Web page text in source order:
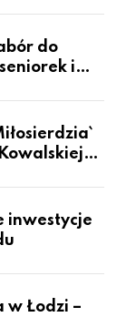
do
i
inwestycje
w Łodzi –